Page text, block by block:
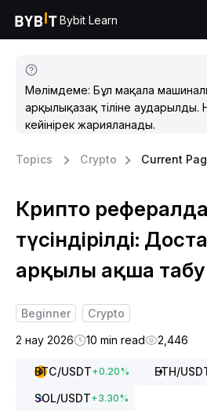
Bybit Learn
Мәлімдеме: Бұл мақала
арқылықазақ тіліне аударылды.
кейінірек жарияланады.
Topics Crypto Current
Крипто
түсіндірілді:
арқылы ақша табу
Beginner
Crypto
2 нау 2026
10 min read 2,446
BTC/USDT+0.20% ETH/
SOL/USDT+3.30%